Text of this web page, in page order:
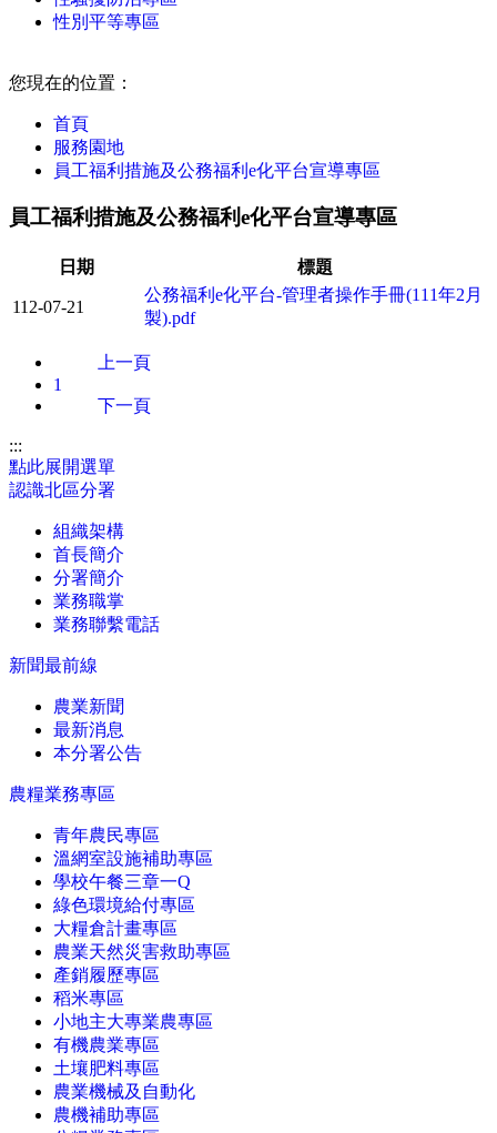
性別平等專區
您現在的位置：
首頁
服務園地
員工福利措施及公務福利e化平台宣導專區
員工福利措施及公務福利e化平台宣導專區
日期 標題
112-07-21
公務福利e化平台-管理者操作手冊(111年2月
製).pdf
上一頁
1
下一頁
:::
點此展開選單
認識北區分署
組織架構
首長簡介
分署簡介
業務職掌
業務聯繫電話
新聞最前線
農業新聞
最新消息
本分署公告
農糧業務專區
青年農民專區
溫網室設施補助專區
學校午餐三章一Q
綠色環境給付專區
大糧倉計畫專區
農業天然災害救助專區
產銷履歷專區
稻米專區
小地主大專業農專區
有機農業專區
土壤肥料專區
農業機械及自動化
農機補助專區